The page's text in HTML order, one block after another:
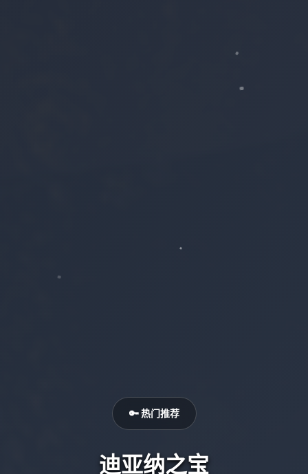
🔑 热门推荐
迪亚纳之宝